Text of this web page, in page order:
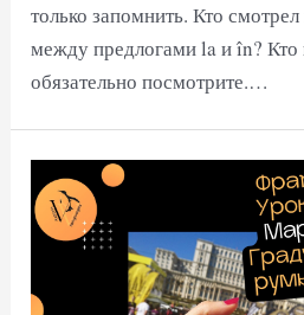
только запомнить. Кто
между предлогами la и în? Кто
обязательно посмотрите.…